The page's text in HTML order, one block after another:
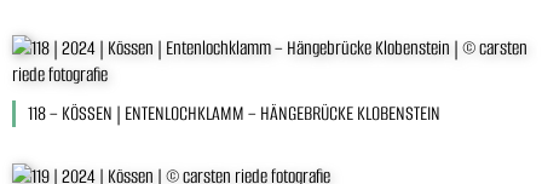
118 – KÖSSEN | ENTENLOCHKLAMM – HÄNGEBRÜCKE KLOBENSTEIN